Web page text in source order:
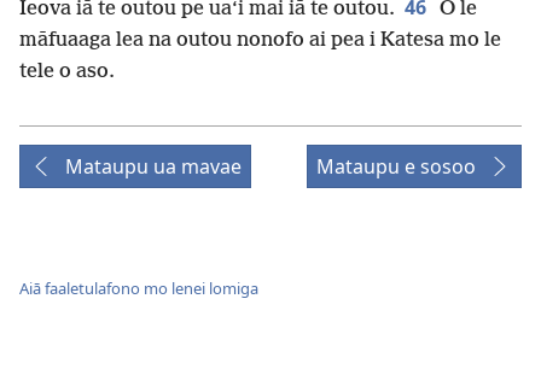
Ieova iā te outou pe ua‘i mai iā te outou. 46 O le
māfuaaga lea na outou nonofo ai pea i Katesa mo le
tele o aso.
Mataupu ua mavae Mataupu e sosoo
Aiā faaletulafono mo lenei lomiga